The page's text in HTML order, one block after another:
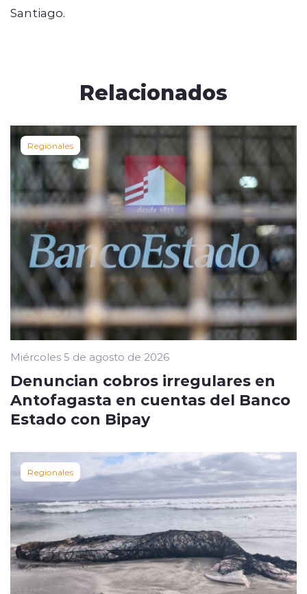
Santiago.
Relacionados
Regionales
Miércoles 5 de agosto de 2026
Denuncian cobros irregulares en
Antofagasta en cuentas del Banco
Estado con Bipay
Regionales